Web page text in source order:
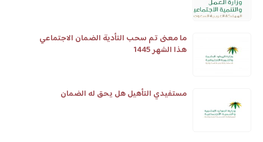
ما معنى تم سحب التأدية الضمان الاجتماعي
هذا الشهر 1445
مستفيدي التأهيل هل يحق له الضمان